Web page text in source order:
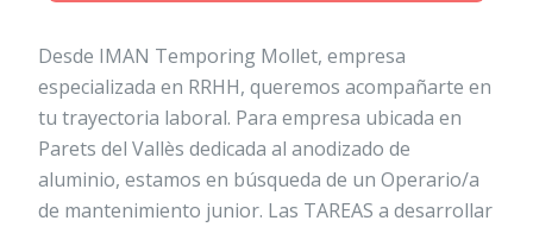
Desde IMAN Temporing Mollet, empresa
especializada en RRHH, queremos acompañarte en
tu trayectoria laboral. Para empresa ubicada en
Parets del Vallès dedicada al anodizado de
aluminio, estamos en búsqueda de un Operario/a
de mantenimiento junior. Las TAREAS a desarrollar